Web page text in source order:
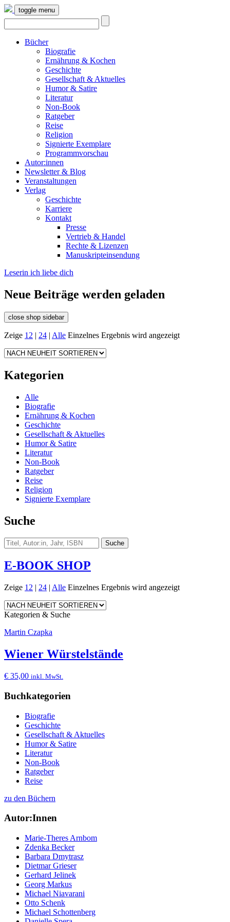
toggle menu
Bücher
Biografie
Ernährung & Kochen
Geschichte
Gesellschaft & Aktuelles
Humor & Satire
Literatur
Non-Book
Ratgeber
Reise
Religion
Signierte Exemplare
Programmvorschau
Autor:innen
Newsletter & Blog
Veranstaltungen
Verlag
Geschichte
Karriere
Kontakt
Presse
Vertrieb & Handel
Rechte & Lizenzen
Manuskripteinsendung
Leserin ich liebe dich
Neue Beiträge werden geladen
close shop sidebar
Zeige 12 | 24 | Alle Einzelnes Ergebnis wird angezeigt
Kategorien
Alle
Biografie
Ernährung & Kochen
Geschichte
Gesellschaft & Aktuelles
Humor & Satire
Literatur
Non-Book
Ratgeber
Reise
Religion
Signierte Exemplare
Suche
E-BOOK SHOP
Zeige 12 | 24 | Alle Einzelnes Ergebnis wird angezeigt
Kategorien & Suche
Martin Czapka
Wiener Würstelstände
€ 35,00 inkl. MwSt.
Buchkategorien
Biografie
Geschichte
Gesellschaft & Aktuelles
Humor & Satire
Literatur
Non-Book
Ratgeber
Reise
zu den Büchern
Autor:Innen
Marie-Theres Arnbom
Zdenka Becker
Barbara Dmytrasz
Dietmar Grieser
Gerhard Jelinek
Georg Markus
Michael Niavarani
Otto Schenk
Michael Schottenberg